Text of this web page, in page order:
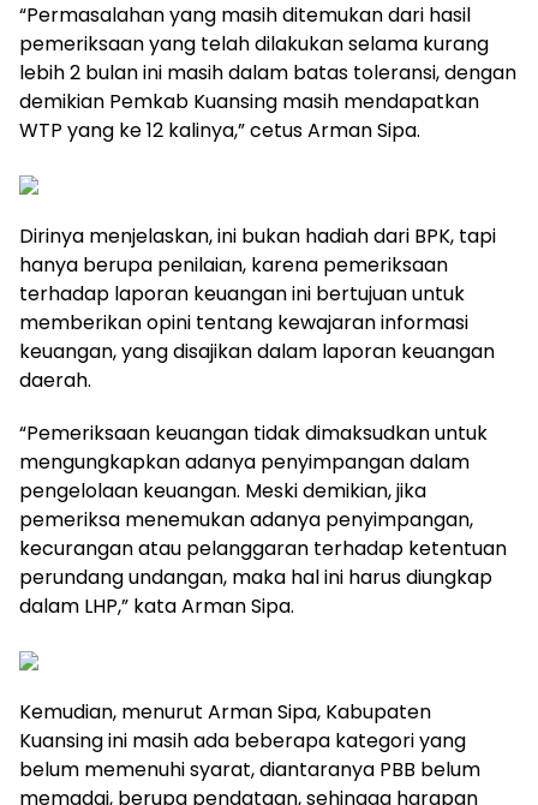
“Permasalahan yang masih ditemukan dari hasil
pemeriksaan yang telah dilakukan selama kurang
lebih 2 bulan ini masih dalam batas toleransi, dengan
demikian Pemkab Kuansing masih mendapatkan
WTP yang ke 12 kalinya,” cetus Arman Sipa.
Dirinya menjelaskan, ini bukan hadiah dari BPK, tapi
hanya berupa penilaian, karena pemeriksaan
terhadap laporan keuangan ini bertujuan untuk
memberikan opini tentang kewajaran informasi
keuangan, yang disajikan dalam laporan keuangan
daerah.
“Pemeriksaan keuangan tidak dimaksudkan untuk
mengungkapkan adanya penyimpangan dalam
pengelolaan keuangan. Meski demikian, jika
pemeriksa menemukan adanya penyimpangan,
kecurangan atau pelanggaran terhadap ketentuan
perundang undangan, maka hal ini harus diungkap
dalam LHP,” kata Arman Sipa.
Kemudian, menurut Arman Sipa, Kabupaten
Kuansing ini masih ada beberapa kategori yang
belum memenuhi syarat, diantaranya PBB belum
memadai, berupa pendataan, sehingga harapan